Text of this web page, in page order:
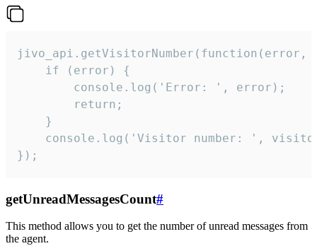
jivo_api.getVisitorNumber(function(error,
    if (error) {
        console.log('Error: ', error);
        return;
    }
console.log('Visitor number: ',
});
getUnreadMessagesCount#
This method allows you to get the number of unread messages from
the agent.